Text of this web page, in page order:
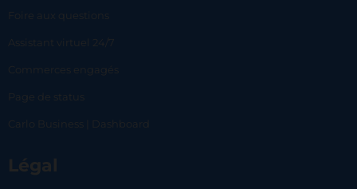
Foire aux questions
Assistant virtuel 24/7
Commerces engagés
Page de status
Carlo Business | Dashboard
Légal